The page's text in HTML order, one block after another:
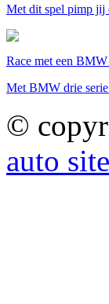
Met dit spel pimp jij
Race met een
Met BMW drie serie
©
auto